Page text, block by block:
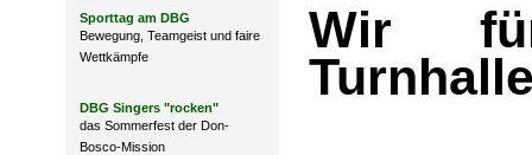
Sporttag am DBG
Bewegung, Teamgeist und faire
Wettkämpfe
DBG Singers "rocken"
das Sommerfest der Don-
Bosco-Mission
Wir